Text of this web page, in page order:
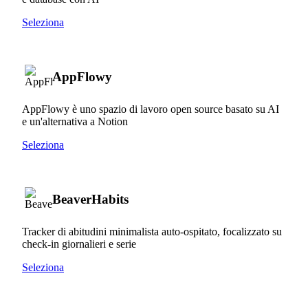
Seleziona
AppFlowy
AppFlowy è uno spazio di lavoro open source basato su AI
e un'alternativa a Notion
Seleziona
BeaverHabits
Tracker di abitudini minimalista auto-ospitato, focalizzato su
check-in giornalieri e serie
Seleziona